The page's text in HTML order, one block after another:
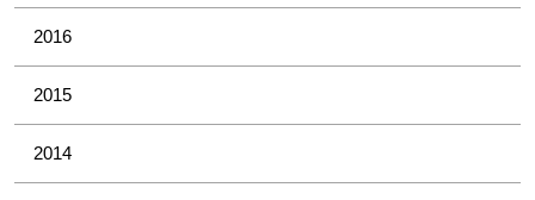
2016
2015
2014